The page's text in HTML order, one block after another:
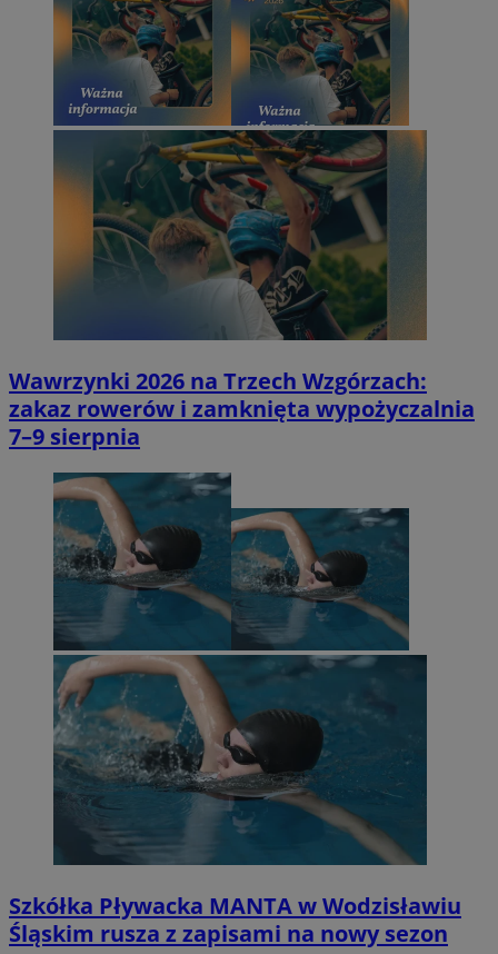
Wawrzynki 2026 na Trzech Wzgórzach:
zakaz rowerów i zamknięta wypożyczalnia
7–9 sierpnia
Szkółka Pływacka MANTA w Wodzisławiu
Śląskim rusza z zapisami na nowy sezon